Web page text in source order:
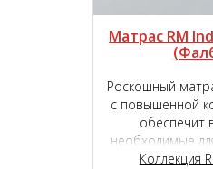
Матрас RM
Роскошный
с повышенной
обеспечит
необходимые
сна и отдыха.
Коллекция